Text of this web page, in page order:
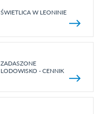
ŚWIETLICA W LEONINIE
ZADASZONE
LODOWISKO - CENNIK